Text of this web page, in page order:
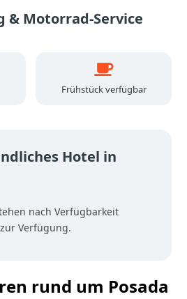
& Motorrad-Service
Frühstück verfügbar
Hotel in
nach Verfügbarkeit
Verfügung.
rund um Posada